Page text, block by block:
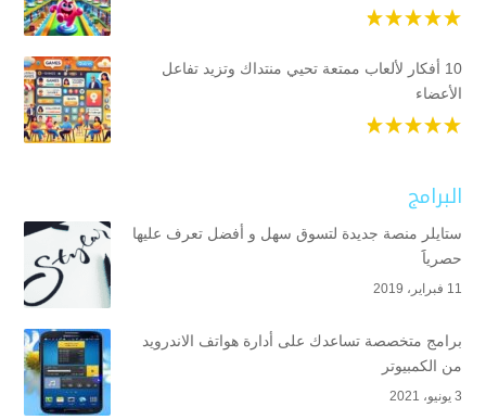
10 أفكار لألعاب ممتعة تحيي منتداك وتزيد تفاعل
الأعضاء
البرامج
ستايلر منصة جديدة لتسوق سهل و أفضل تعرف عليها
حصرياََ
11 فبراير، 2019
برامج متخصصة تساعدك على أدارة هواتف الاندرويد
من الكمبيوتر
3 يونيو، 2021